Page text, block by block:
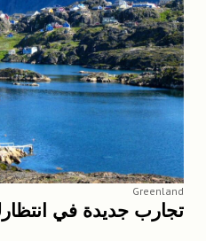
Greenland
تجارب جديدة في